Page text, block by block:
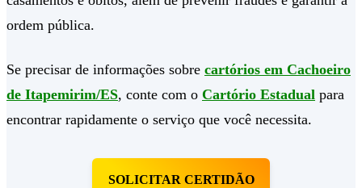
ordem pública.
Se precisar de informações sobre cartórios em Cachoeiro
de Itapemirim/ES, conte com o Cartório Estadual para
encontrar rapidamente o serviço que você necessita.
SOLICITAR CERTIDÃO